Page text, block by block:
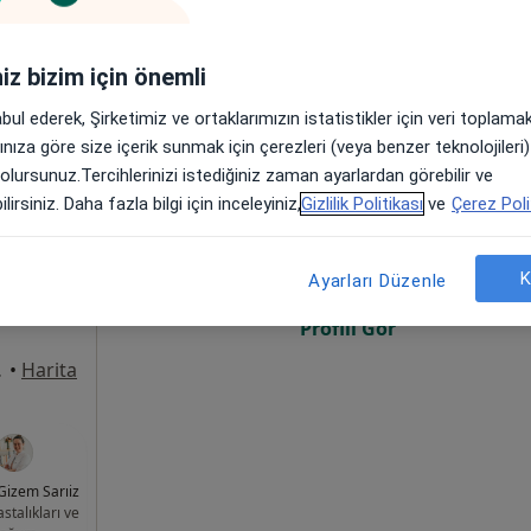
Zeynep
ve
İç
• Harita
Sarıiz
ve
Bugün
7 Ağustos
Yarın
8 Ağustos
Paz,
9 Ağustos
Pzt,
10
Online randevu erişime kapalı
Profili Gör
bizim için önemli
ederek, Şirketimiz ve ortaklarımızın istatistikler için veri
göre size içerik sunmak için çerezleri (veya benzer
istediğiniz zaman ayarlardan görebilir ve
Daha fazla bilgi için inceleyiniz,Gizlilik Politikası ve Çerez
Ayarları Düzenle